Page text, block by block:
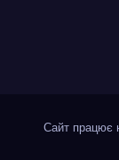
Сайт працює